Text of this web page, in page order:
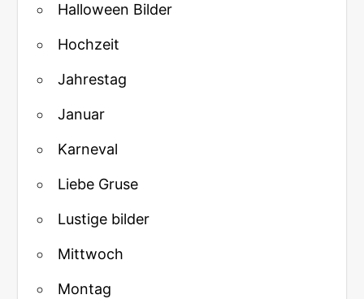
Halloween Bilder
Hochzeit
Jahrestag
Januar
Karneval
Liebe Gruse
Lustige bilder
Mittwoch
Montag